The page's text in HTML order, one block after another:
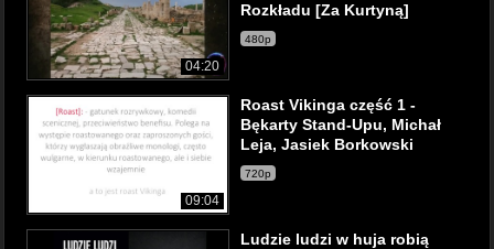
04:20
Rozkładu [Za Kurtyną]
480p
09:04
Roast Vikinga część 1 -
Bękarty Stand-Upu, Michał
Leja, Jasiek Borkowski
720p
Ludzie ludzi w huja robią